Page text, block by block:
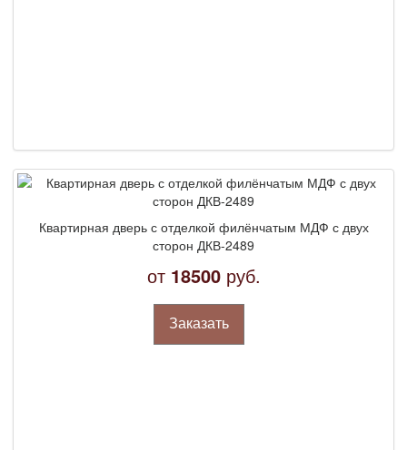
Квартирная дверь с отделкой филёнчатым МДФ с двух
сторон ДКВ-2489
от 18500руб.
Заказать